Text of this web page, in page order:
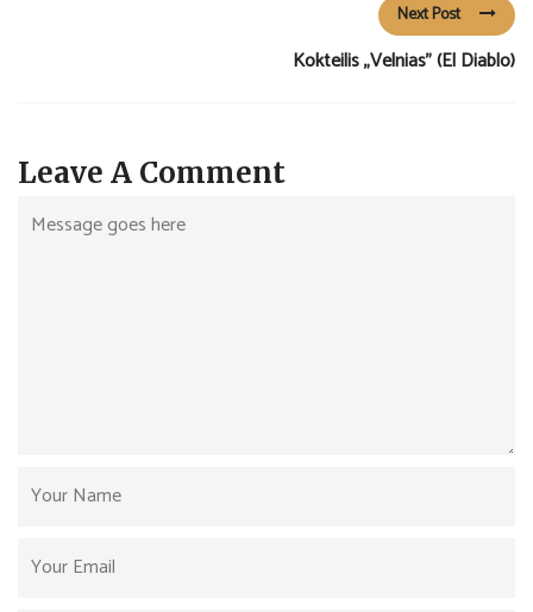
Next Post
Kokteilis „Velnias” (El Diablo)
Leave A Comment